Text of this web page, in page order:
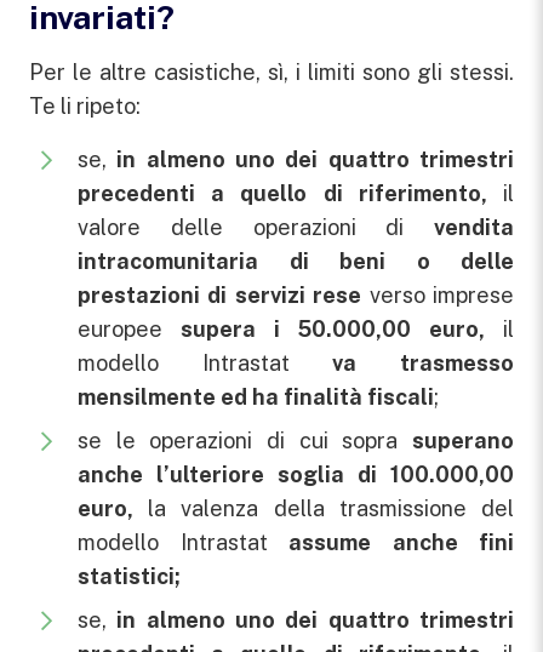
invariati?
Per le altre casistiche, sì, i limiti sono gli stessi.
Te li ripeto:
se, in almeno uno dei quattro trimestri
precedenti a quello di riferimento, il
valore delle operazioni di vendita
intracomunitaria di beni o delle
prestazioni di servizi rese verso imprese
europee
supera i 50.000,00 euro, il
modello Intrastat
va trasmesso
mensilmente ed ha finalità fiscali;
se le operazioni di cui sopra
superano
anche l’ulteriore soglia di 100.000,00
euro, la valenza della trasmissione del
modello Intrastat
assume anche fini
statistici;
se, in almeno uno dei quattro trimestri